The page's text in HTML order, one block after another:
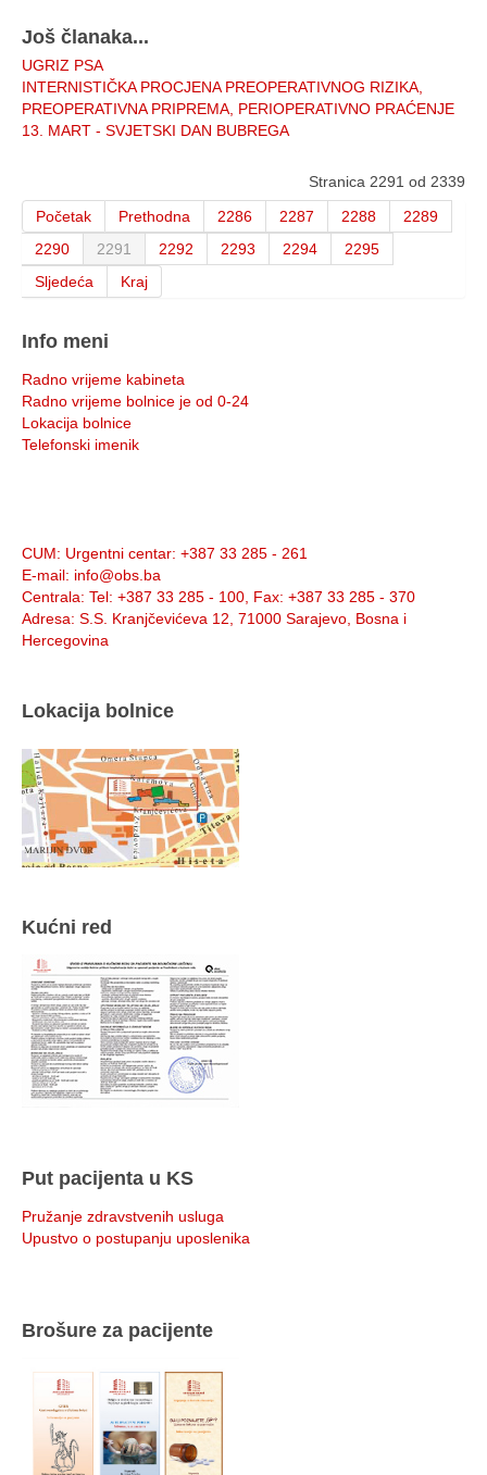
Još članaka...
UGRIZ PSA
INTERNISTIČKA PROCJENA PREOPERATIVNOG RIZIKA,
PREOPERATIVNA PRIPREMA, PERIOPERATIVNO PRAĆENJE
13. MART - SVJETSKI DAN BUBREGA
Stranica 2291 od 2339
Početak
Prethodna 2286 2287 2288
2289
2290
2291 2292 2293 2294
2295
Sljedeća
Kraj
Info meni
Radno vrijeme kabineta
Radno vrijeme bolnice je od 0-24
Lokacija bolnice
Telefonski imenik
CUM: Urgentni centar: +387 33 285 - 261
E-mail: info@obs.ba
Centrala: Tel: +387 33 285 - 100, Fax: +387 33 285 - 370
Adresa: S.S. Kranjčevićeva 12, 71000 Sarajevo, Bosna i
Hercegovina
Lokacija bolnice
Kućni red
Put pacijenta u KS
Pružanje zdravstvenih usluga
Upustvo o postupanju uposlenika
Brošure za pacijente